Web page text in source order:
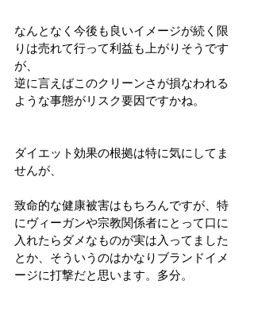
なんとなく今後も良いイメージが続く限
りは売れて行って利益も上がりそうです
が、
逆に言えばこのクリーンさが損なわれる
ような事態がリスク要因ですかね。
ダイエット効果の根拠は特に気にしてま
せんが、
致命的な健康被害はもちろんですが、特
にヴィーガンや宗教関係者にとって口に
入れたらダメなものが実は入ってました
とか、そういうのはかなりブランドイメ
ージに打撃だと思います。多分。